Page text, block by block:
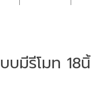
มีรีโมท 18